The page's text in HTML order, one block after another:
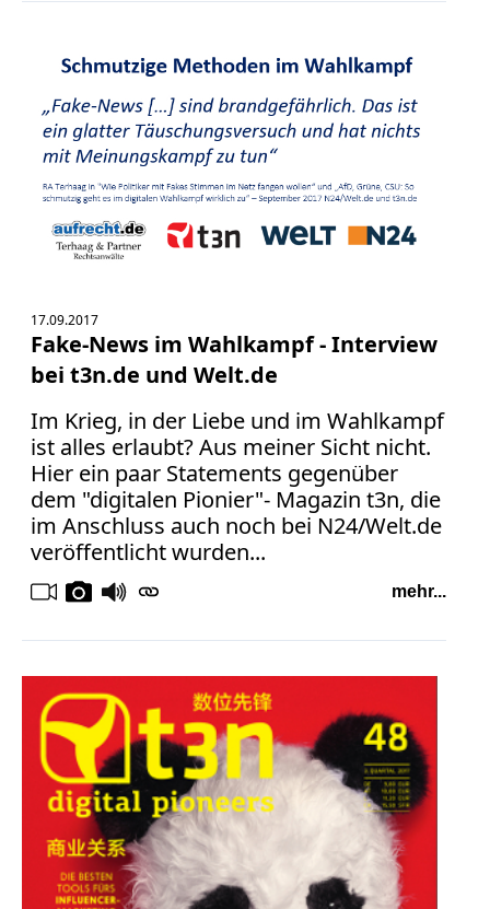
17.09.2017
Fake-News im Wahlkampf - Interview
bei t3n.de und Welt.de
Im Krieg, in der Liebe und im Wahlkampf
ist alles erlaubt? Aus meiner Sicht nicht.
Hier ein paar Statements gegenüber
dem "digitalen Pionier"- Magazin t3n, die
im Anschluss auch noch bei N24/Welt.de
veröffentlicht wurden...
mehr...
WDR
Werbung
ZDF
online